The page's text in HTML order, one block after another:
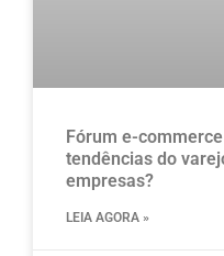
Fórum e-
tendências do
empresas?
LEIA AGORA »